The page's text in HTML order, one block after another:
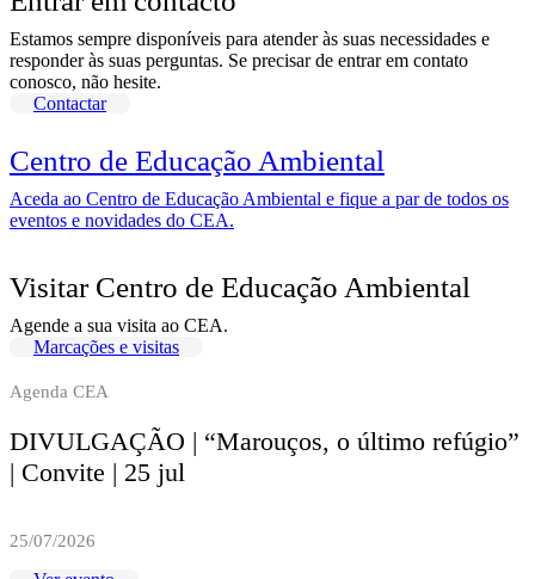
Estamos sempre disponíveis para atender às suas necessidades e
responder às suas perguntas. Se precisar de entrar em contato
conosco, não hesite.
Contactar
Centro de Educação Ambiental
Aceda ao Centro de Educação Ambiental e fique a par de todos os
eventos e novidades do CEA.
Visitar Centro de Educação Ambiental
Agende a sua visita ao CEA.
Marcações e visitas
Agenda CEA
DIVULGAÇÃO | “Marouços, o último refúgio”
| Convite | 25 jul
25/07/2026